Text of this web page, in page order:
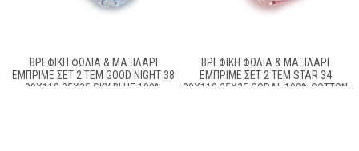
ΒΡΕΦΙΚΉ ΦΩΛΙΆ & ΜΑΞΙΛΆΡΙ
ΕΜΠΡΙΜΈ ΣΕΤ 2 ΤΕΜ GOOD NIGHT 38
90X110,25X35 SKY BLUE 100%
ΒΡΕΦΙΚΉ ΦΩΛΙΆ & ΜΑΞΙΛΆΡΙ
ΕΜΠΡΙΜΈ ΣΕΤ 2 ΤΕΜ STAR 34
90X110,25X35 CORAL 100% COTTON